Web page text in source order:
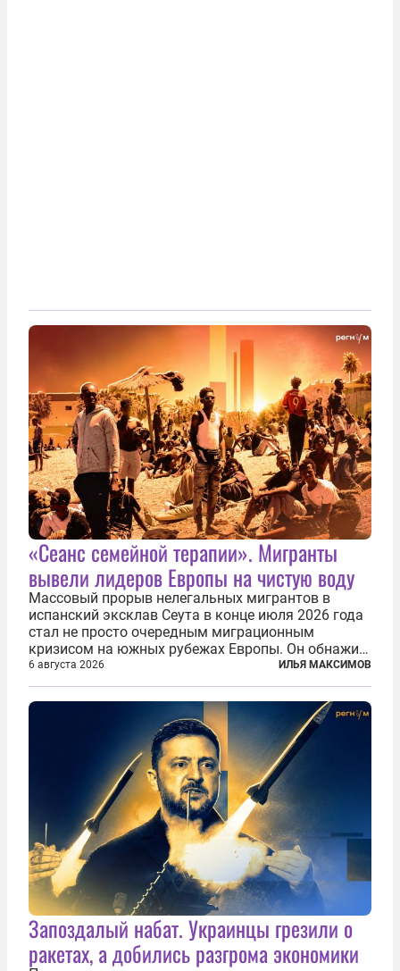
«Сеанс семейной терапии». Мигранты
вывели лидеров Европы на чистую воду
Массовый прорыв нелегальных мигрантов в
испанский эксклав Сеута в конце июля 2026 года
стал не просто очередным миграционным
кризисом на южных рубежах Европы. Он обнажил
фундаментальный раскол внутри Евросоюза,
продемонстрировав, что десятилетиями
выстраивавшаяся миграционная политика ЕС
6 августа 2026 ИЛЬЯ МАКСИМОВ
Запоздалый набат. Украинцы грезили о
ракетах, а добились разгрома экономики